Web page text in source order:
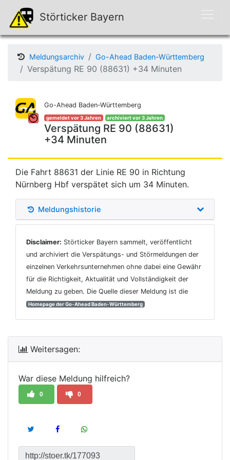
Störticker Bayern
Meldungsarchiv Go-Ahead Baden-Württemberg
Verspätung RE 90 (88631) +34 Minuten
Go-Ahead Baden-Württemberg
gemeldet vor 3 Jahren archiviert vor 3 Jahren
Verspätung RE 90 (88631)
+34 Minuten
Die Fahrt 88631 der Linie RE 90 in Richtung
Nürnberg Hbf verspätet sich um 34 Minuten.
Meldungshistorie
Disclaimer: Störticker Bayern sammelt, veröffentlicht
und archiviert die Verspätungs- und Störmeldungen der
einzelnen Verkehrsunternehmen ohne dabei eine Gewähr
für die Richtigkeit, Aktualität und Vollständigkeit der
Meldung zu geben. Die Quelle dieser Meldung ist die
Homepage der Go-Ahead Baden-Württemberg
Weitersagen:
War diese Meldung hilfreich?
0 0